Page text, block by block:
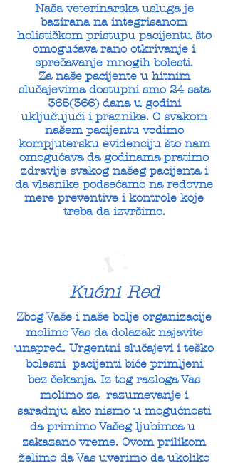
Naša veterinarska usluga je
bazirana na integrisanom
holističkom pristupu pacijentu što
omogućava rano otkrivanje i
sprečavanje mnogih bolesti.
Za naše pacijente u hitnim
slučajevima dostupni smo 24 sata
365(366) dana u godini
uključujući i praznike. O svakom
našem pacijentu vodimo
kompjutersku evidenciju što nam
omogućava da godinama pratimo
zdravlje svakog našeg pacijenta i
da vlasnike podsećamo na redovne
mere preventive i kontrole koje
treba da izvršimo.
Kućni Red
Zbog Vaše i naše bolje organizacije
molimo Vas da dolazak najavite
unapred. Urgentni slučajevi i teško
bolesni pacijenti biće primljeni
bez čekanja. Iz tog razloga Vas
molimo za razumevanje i
saradnju ako nismo u mogućnosti
da primimo Vašeg ljubimca u
zakazano vreme. Ovom prilikom
želimo da Vas uverimo da ukoliko